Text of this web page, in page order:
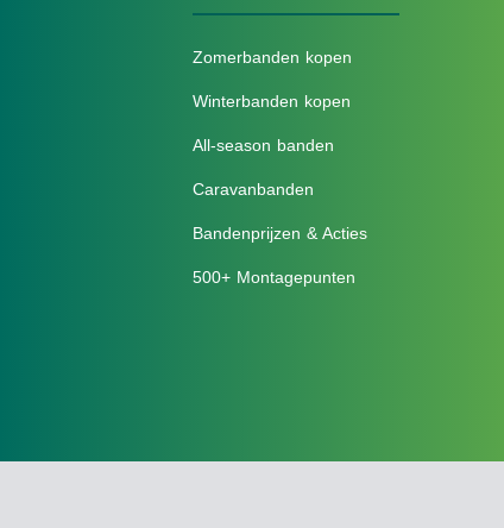
Zomerbanden kopen
Winterbanden kopen
All-season banden
Caravanbanden
Bandenprijzen & Acties
500+ Montagepunten